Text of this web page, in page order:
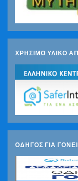
ΧΡΗΣΙΜΟ ΥΛΙΚΟ
ΟΔΗΓΟΣ ΓΙΑ